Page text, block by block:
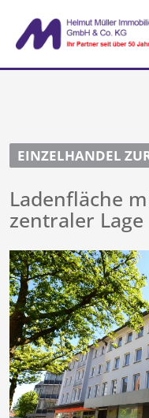
EINZELHANDEL
Ladenfläche
zentraler Lage